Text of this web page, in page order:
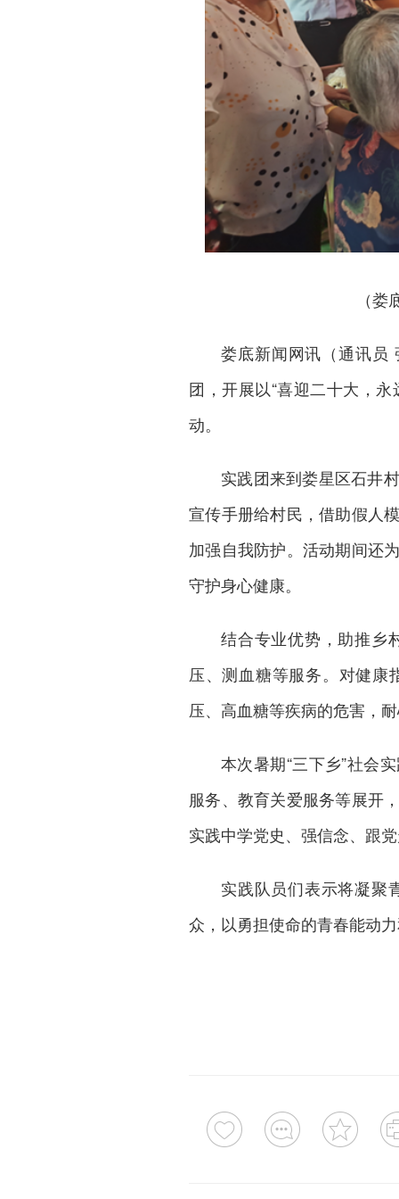
（
娄底新闻网讯（通讯员
团，开展以“喜迎二十大，
动。
实践团来到娄星区石井
宣传手册给村民，借助假人
加强自我防护。活动期间还
守护身心健康。
结合专业优势，助推乡
压、测血糖等服务。对健康
压、高血糖等疾病的危害，
本次暑期“三下乡”社会
服务、教育关爱服务等展开
实践中学党史、强信念、跟
实践队员们表示将凝聚
众，以勇担使命的青春能动